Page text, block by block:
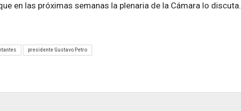
en las próximas semanas la plenaria de la Cámara lo discuta.
presidente Gustavo Petro